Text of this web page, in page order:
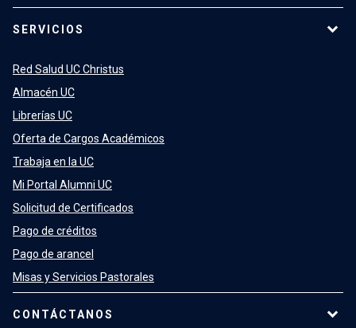
SERVICIOS
Red Salud UC Christus
Almacén UC
Librerías UC
Oferta de Cargos Académicos
Trabaja en la UC
Mi Portal Alumni UC
Solicitud de Certificados
Pago de créditos
Pago de arancel
Misas y Servicios Pastorales
CONTÁCTANOS